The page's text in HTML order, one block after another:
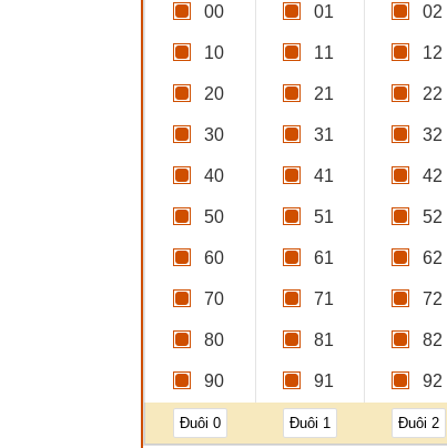
00 01 02
10 11 12
20 21 22
30 31 32
40 41 42
50 51 52
60 61 62
70 71 72
80 81 82
90 91 92
Đuôi 0 Đuôi 1 Đuôi 2